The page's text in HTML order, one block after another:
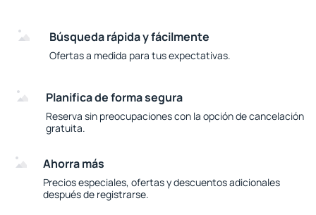
Búsqueda rápida y fácilmente
Ofertas a medida para tus expectativas.
Planifica de forma segura
Reserva sin preocupaciones con la opción de cancelación
gratuita.
Ahorra más
Precios especiales, ofertas y descuentos adicionales
después de registrarse.